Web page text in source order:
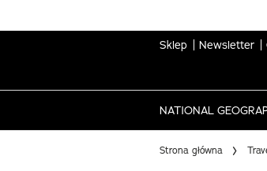
Sklep Newsletter
NATIONAL
Strona główna